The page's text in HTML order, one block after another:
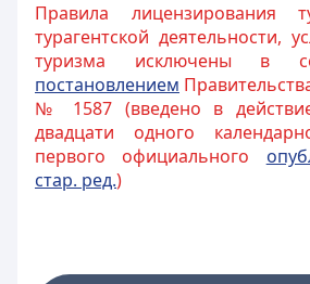
Правила лицензирования
турагентской деятельности,
туризма исключены в
постановлением
№ 1587 (введено в
двадцати одного
первого официального
стар. ред.)